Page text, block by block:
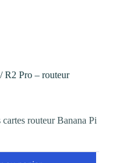
R2 Pro – routeur
routeur Banana Pi